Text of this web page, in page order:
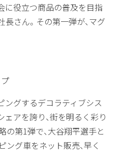
に役立つ商品の普及を目指
長さん。その第一弾が、マグ
ングするデコラティブシス
ェアを誇り、街を明るく彩り
の第1弾で、大谷翔平選手と
グ車をネット販売、早く